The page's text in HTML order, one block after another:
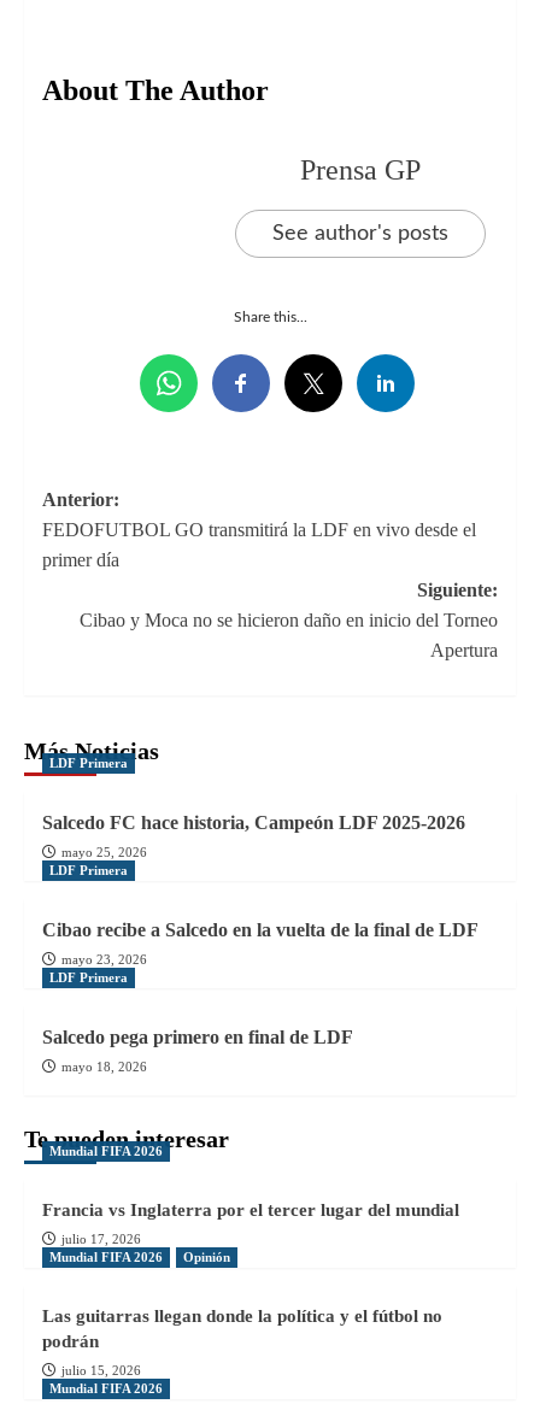
About The Author
Prensa GP
See author's posts
Share this...
Navegación
de
entradas
Anterior:
FEDOFUTBOL GO transmitirá la LDF en vivo desde el
primer día
Siguiente:
Cibao y Moca no se hicieron daño en inicio del Torneo
Apertura
Más Noticias
LDF Primera
Salcedo FC hace historia, Campeón LDF 2025-2026
mayo 25, 2026
LDF Primera
Cibao recibe a Salcedo en la vuelta de la final de LDF
mayo 23, 2026
LDF Primera
Salcedo pega primero en final de LDF
mayo 18, 2026
Te pueden interesar
Mundial FIFA 2026
Francia vs Inglaterra por el tercer lugar del mundial
julio 17, 2026
Mundial FIFA 2026
Opinión
Las guitarras llegan donde la política y el fútbol no
podrán
julio 15, 2026
Mundial FIFA 2026